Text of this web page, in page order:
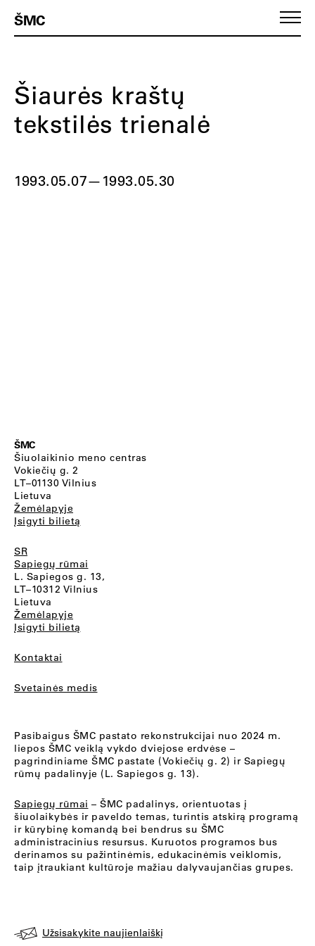
ŠMC
Šiaurės kraštų
tekstilės trienalė
1993.05.07— 1993.05.30
ŠMC
Šiuolaikinio meno centras
Vokiečių g. 2
LT–01130 Vilnius
Lietuva
Žemėlapyje
Įsigyti bilietą
SR
Sapiegų rūmai
L. Sapiegos g. 13,
LT–10312 Vilnius
Lietuva
Žemėlapyje
Įsigyti bilietą
Kontaktai
Svetainės medis
Pasibaigus ŠMC pastato rekonstrukcijai nuo 2024 m.
liepos ŠMC veiklą vykdo dviejose erdvėse –
pagrindiniame ŠMC pastate (Vokiečių g. 2) ir Sapiegų
rūmų padalinyje (L. Sapiegos g. 13).
Sapiegų rūmai – ŠMC padalinys, orientuotas į
šiuolaikybės ir paveldo temas, turintis atskirą programą
ir kūrybinę komandą bei bendrus su ŠMC
administracinius resursus. Kuruotos programos bus
derinamos su pažintinėmis, edukacinėmis veiklomis,
taip įtraukiant kultūroje mažiau dalyvaujančias grupes.
Užsisakykite naujienlaiškį